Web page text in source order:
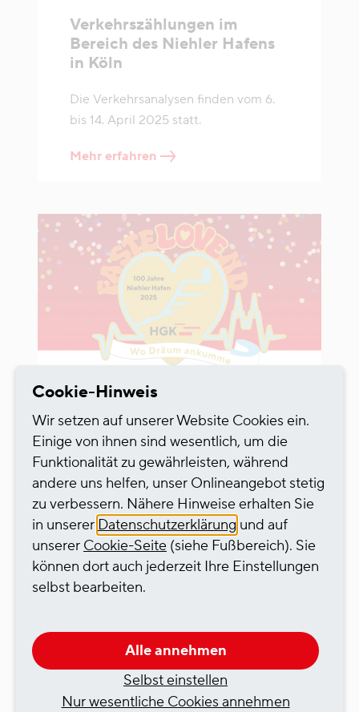
Verkehrszählungen im
Bereich des Niehler Hafens
in Köln
Die Verkehrsanalysen finden vom 6.
bis 14. April 2025 statt.
Mehr erfahren
28.02.2025 | NEWS
100 Jahre Niehler Hafen -
HGK-Gruppe nimmt am
Kölner Rosenmontagszug
teil
Die Eröffnung des Niehler Hafens vor
100 Jahren nimmt die HGK-Gruppe
beteiligen. Die Fußgruppe mit der
Teilnehmenden zusammen.
Cookie-Hinweis
Wir setzen auf unserer Website Cookies ein.
Einige von ihnen sind wesentlich, um die
Funktionalität zu gewährleisten, während
andere uns helfen, unser Onlineangebot stetig
zu verbessern. Nähere Hinweise erhalten Sie
in unserer Datenschutzerklärung und auf
unserer Cookie-Seite (siehe Fußbereich). Sie
können dort auch jederzeit Ihre Einstellungen
selbst bearbeiten.
Alle annehmen
Selbst einstellen
Nur wesentliche Cookies annehmen